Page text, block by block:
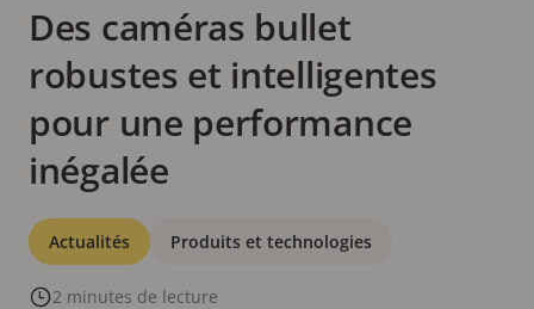
Des caméras bullet
robustes et intelligentes
pour une performance
inégalée
Catégories
Actualités Produits et technologies
2 minutes de lecture